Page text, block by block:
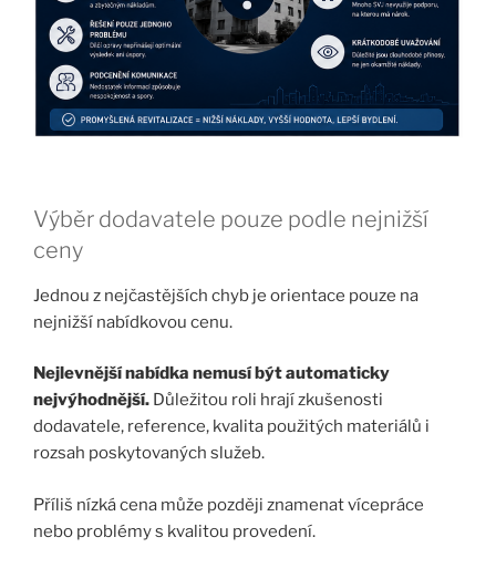
Výběr dodavatele pouze podle nejnižší
ceny
Jednou z nejčastějších chyb je orientace pouze na
nejnižší nabídkovou cenu.
Nejlevnější nabídka nemusí být automaticky
nejvýhodnější. Důležitou roli hrají zkušenosti
dodavatele, reference, kvalita použitých materiálů i
rozsah poskytovaných služeb.
Příliš nízká cena může později znamenat vícepráce
nebo problémy s kvalitou provedení.